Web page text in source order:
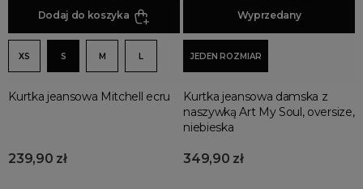
PREZENTY
ŚWIĘTA
PARTY
Spring sale
Dodaj do koszyka
XS S M L
Kurtka jeansowa Mitchell ecru
239,90 zł
Dodaj do koszyka
Wyprzedany
JEDEN ROZMIAR
Kurtka jeansowa damska z
naszywką Art My Soul, oversize,
niebieska
349,90 zł